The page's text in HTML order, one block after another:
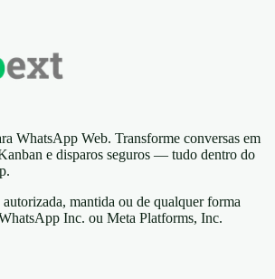
WhatsApp Web. Transforme conversas em
e disparos seguros — tudo dentro do
mantida ou de qualquer forma
Inc. ou Meta Platforms, Inc.